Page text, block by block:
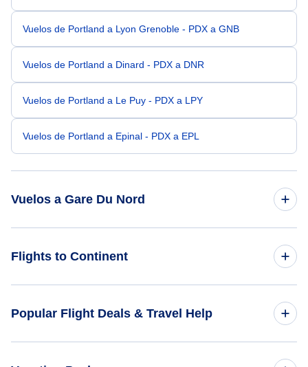
Vuelos de Portland a Lyon Grenoble - PDX a GNB
Vuelos de Portland a Dinard - PDX a DNR
Vuelos de Portland a Le Puy - PDX a LPY
Vuelos de Portland a Epinal - PDX a EPL
Vuelos a Gare Du Nord
Flights to Continent
Popular Flight Deals & Travel Help